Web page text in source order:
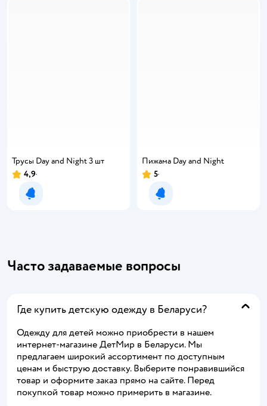
Трусы Day and Night 3 шт
4,9
Уведомить о появлении
Пижама Day and Night
5
Уведомить о появлении
Часто задаваемые вопросы
Где купить детскую одежду в Беларуси?
Одежду для детей можно приобрести в нашем
интернет-магазине ДетМир в Беларуси. Мы
предлагаем широкий ассортимент по доступным
ценам и быструю доставку. Выберите понравившийся
товар и оформите заказ прямо на сайте. Перед
покупкой товар можно примерить в магазине.